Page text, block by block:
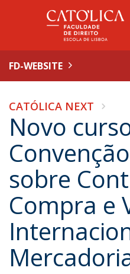
FD-WEBSITE
CATÓLICA NEXT
Novo
sobre
Compra e